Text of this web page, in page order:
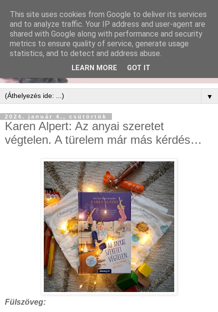
▼
2024. január 4., csütörtök
Karen Alpert: Az ​anyai szeretet
végtelen. A türelem már más kérdés…
Fülszöveg:
This site uses cookies from Google to deliver its services
and to analyze traffic. Your IP address and user-agent are
shared with Google along with performance and security
metrics to ensure quality of service, generate usage
statistics, and to detect and address abuse.
LEARN MORE GOT IT